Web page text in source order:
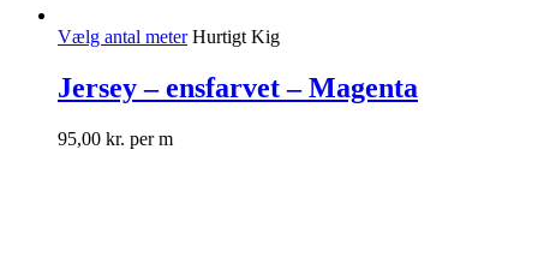
Vælg antal meter Hurtigt Kig
Jersey – ensfarvet – Magenta
95,00 kr. per m